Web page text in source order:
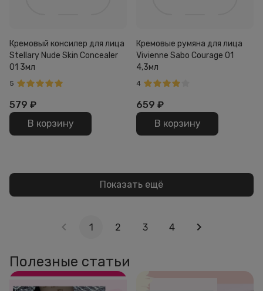
Кремовый консилер для лица
Stellary Nude Skin Concealer
01 3мл
5
579 ₽
В корзину
Кремовые румяна для лица
Vivienne Sabo Courage 01
4,3мл
4
659 ₽
В корзину
Показать ещё
1 2 3 4
Полезные статьи